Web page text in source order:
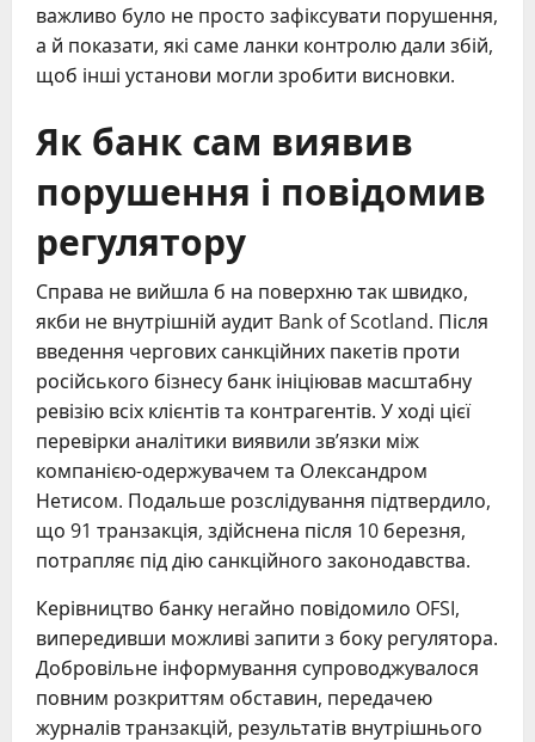
важливо було не просто зафіксувати порушення,
а й показати, які саме ланки контролю дали збій,
щоб інші установи могли зробити висновки.
Як банк сам виявив
порушення і повідомив
регулятору
Справа не вийшла б на поверхню так швидко,
якби не внутрішній аудит Bank of Scotland. Після
введення чергових санкційних пакетів проти
російського бізнесу банк ініціював масштабну
ревізію всіх клієнтів та контрагентів. У ході цієї
перевірки аналітики виявили зв’язки між
компанією-одержувачем та Олександром
Нетисом. Подальше розслідування підтвердило,
що 91 транзакція, здійснена після 10 березня,
потрапляє під дію санкційного законодавства.
Керівництво банку негайно повідомило OFSI,
випередивши можливі запити з боку регулятора.
Добровільне інформування супроводжувалося
повним розкриттям обставин, передачею
журналів транзакцій, результатів внутрішнього